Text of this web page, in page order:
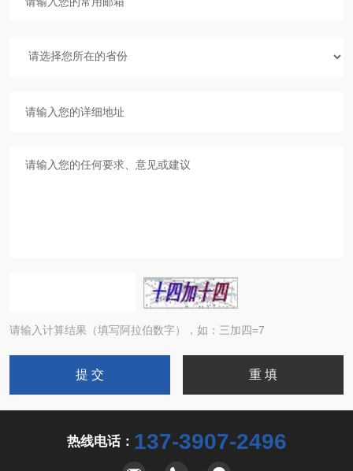
请输入计算结果（填写阿拉伯数字），如：三加四=7
热线电话： 137-3907-2496